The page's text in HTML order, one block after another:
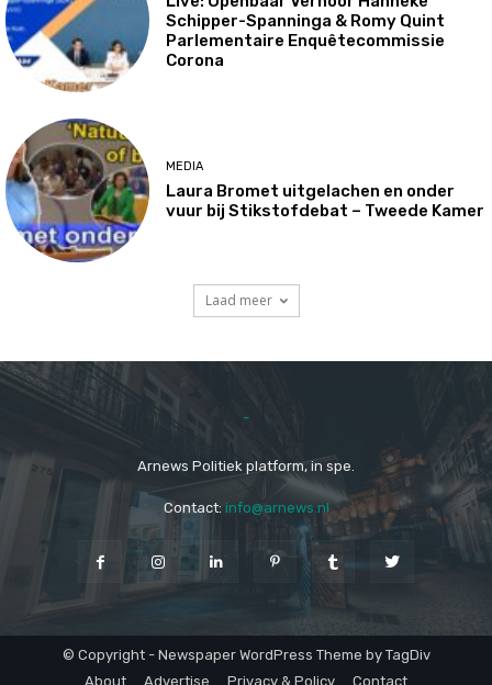
Schipper-Spanninga & Romy Quint
Parlementaire Enquêtecommissie
Corona
MEDIA
Laura Bromet uitgelachen en onder
vuur bij Stikstofdebat – Tweede Kamer
Laad meer
-
Arnews Politiek platform, in spe.
Contact: info@arnews.nl
© Copyright - Newspaper WordPress Theme by TagDiv
About
Advertise Privacy & Policy Contact